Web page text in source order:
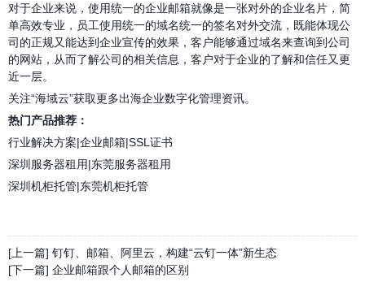
对于企业来说，使用统一的企业邮箱就像是一张对外的企业名片，简
单高效专业，员工使用统一的域名统一的签名对外交流，既能体现公
司的正规又能达到企业宣传的效果，客户能够通过域名来查询到公司
的网站，从而了解公司的相关信息，客户对于企业的了解和信任又更
近一层。
关注“海域云”获取更多出海企业数字化管理资讯。
热门产品推荐：
行业解决方案|企业邮箱|SSL证书
深圳服务器租用|东莞服务器租用
深圳机柜托管|东莞机柜托管
[上一篇] 钉钉、邮箱、阿里云，构建“云钉一体”新生态
[下一篇] 企业邮箱跟个人邮箱的区别